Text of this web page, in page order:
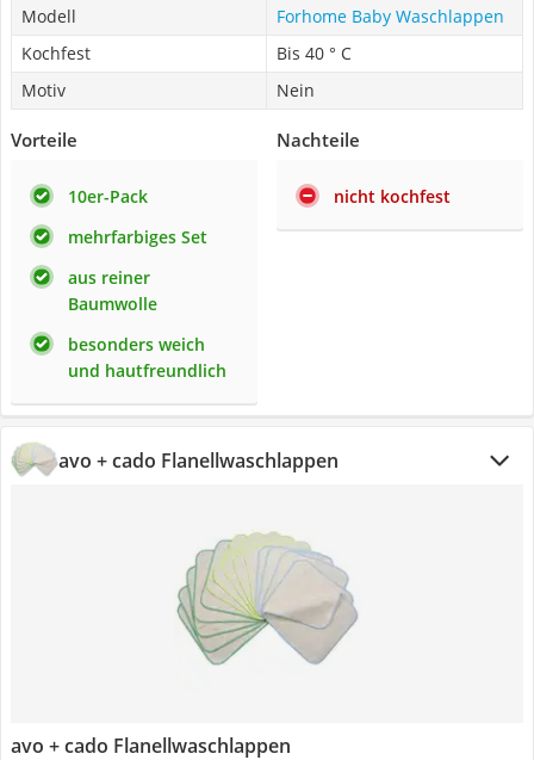
Modell
Forhome Baby Waschlappen
Kochfest
Bis 40 ° C
Motiv
Nein
Vorteile
10er-Pack
mehrfarbiges Set
aus reiner
Baumwolle
besonders weich
und hautfreundlich
Nachteile
nicht kochfest
avo + cado Flanellwaschlappen
avo + cado Flanellwaschlappen